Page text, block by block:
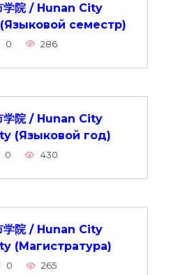
学院 / Hunan City
семестр)
0 286
学院 / Hunan City
(Языковой год)
0 430
学院 / Hunan City
(Магистратура)
0 265